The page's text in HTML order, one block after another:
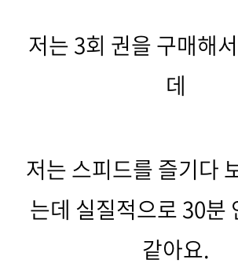
저는 3회 권을 구매해
데
저는 스피드를 즐기다
는데 실질적으로 30분
같아요.